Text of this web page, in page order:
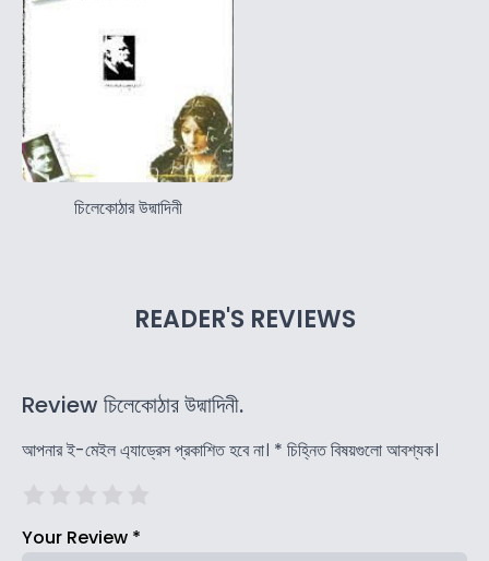
চিলেকোঠার উদ্মাদিনী
READER'S REVIEWS
Review চিলেকোঠার উদ্মাদিনী.
আপনার ই-মেইল এ্যাড্রেস প্রকাশিত হবে না। * চিহ্নিত বিষয়গুলো আবশ্যক।
Your Review *